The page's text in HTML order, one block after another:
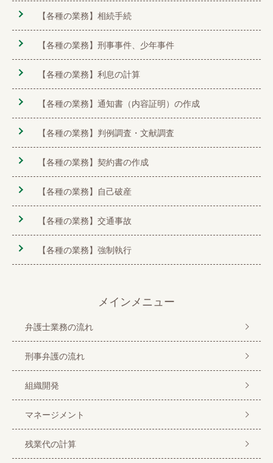
【各種の業務】相続手続
【各種の業務】刑事事件、少年事件
【各種の業務】利息の計算
【各種の業務】通知書（内容証明）の作成
【各種の業務】判例調査・文献調査
【各種の業務】契約書の作成
【各種の業務】自己破産
【各種の業務】交通事故
【各種の業務】強制執行
メインメニュー
弁護士業務の流れ
刑事弁護の流れ
組織開発
マネージメント
残業代の計算